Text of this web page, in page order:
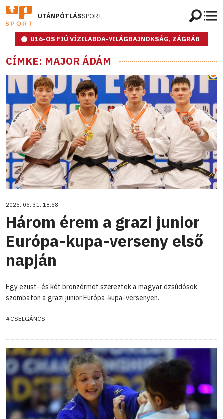
UTÁNPÓTLÁSSPORT
U16-OS FIÚ VÍZILABDA-VILÁGBAJNOKSÁG, ZÁGRÁB
CÍMKE: MAJOR ÁDÁM
2025. 05. 31. 18:58
Három érem a grazi junior
Európa-kupa-verseny első
napján
Egy ezüst- és két bronzérmet szereztek a magyar dzsúdósok
szombaton a grazi junior Európa-kupa-versenyen.
#CSELGÁNCS